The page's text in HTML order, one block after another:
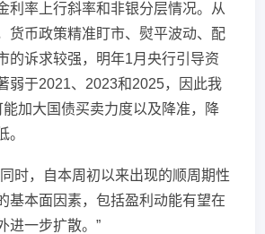
利率上行斜率和非银分层情况。从
货币政策精准盯市、熨平波动、配
的诉求较强，明年1月央行引导资
弱于2021、2023和2025，因此我
加大国债买卖力度以及降准，降
。
时，自本周初以来出现的顺周期性
基本面因素，包括盈利动能有望在
进一步扩散。”